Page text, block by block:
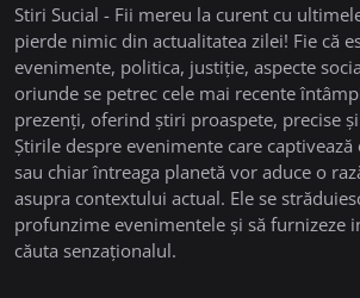
Stiri Sucial - Fii mereu la curent cu
pierde nimic din actualitatea zilei! Fie că
evenimente, politica, justiție, aspecte
oriunde se petrec cele mai recente
prezenți, oferind știri proaspete, precise
Știrile despre evenimente care captivează
sau chiar întreaga planetă vor aduce o
asupra contextului actual. Ele se
profunzime evenimentele și să furnizeze
căuta senzaționalul.